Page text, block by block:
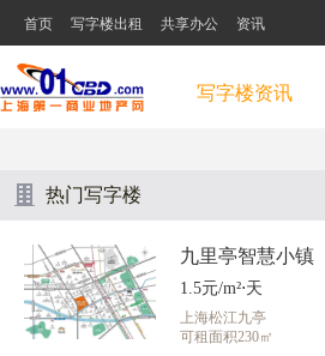
首页 写字楼出租 共享办公 资讯
写字楼资讯
热门写字楼
九里亭智慧小镇
1.5元/m²⋅天
上海松江九亭
可租面积230㎡